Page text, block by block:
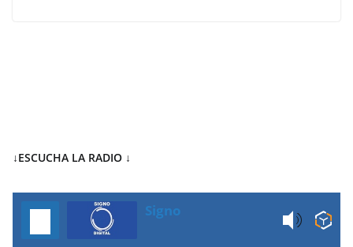
↓ESCUCHA LA RADIO ↓
Signo